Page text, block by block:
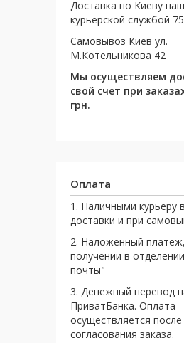
Доставка по Киеву
курьерской службой
Самовывоз Киев ул.
М.Котельникова 42
Мы осуществляем
свой счет при
грн.
Оплата
1. Наличными курьеру
доставки и при
2. Наложенный
получении в
почты"
3. Денежный перевод
ПриватБанка. Оплата
осуществляется после
согласования заказа.